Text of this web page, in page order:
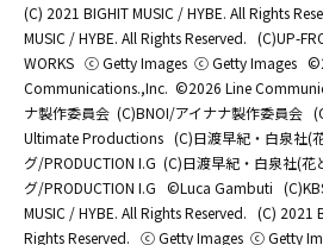
(C) 2021 BIGHIT MUSIC / HYBE. All Rights
MUSIC / HYBE. All Rights Reserved. (C)UP-
WORKS ⓒ Getty Images ⓒ Getty Images
Communications.,Inc. ©2026 Line
ナ製作委員会 (C)BNOI/アイナナ製作委員会
Ultimate Productions (C)日渡早紀・白泉社(
グ/PRODUCTION I.G (C)日渡早紀・白泉社(花
グ/PRODUCTION I.G ©Luca Gambuti
MUSIC / HYBE. All Rights Reserved. (C) 2021
Rights Reserved. ⓒ Getty Images ⓒ Getty